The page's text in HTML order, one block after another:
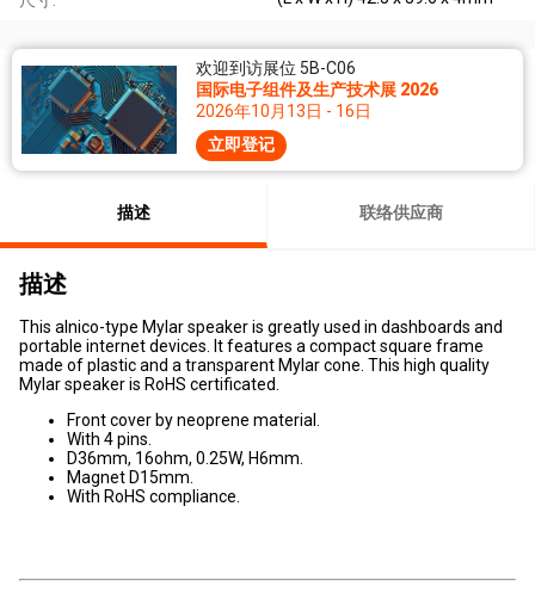
欢迎到访展位 5B-C06
国际电子组件及生产技术展 2026
2026年10月13日 - 16日
立即登记
描述 联络供应商
描述
This alnico-type Mylar speaker is greatly used in dashboards and
portable internet devices. It features a compact square frame
made of plastic and a transparent Mylar cone. This high quality
Mylar speaker is RoHS certificated.
Front cover by neoprene material.
With 4 pins.
D36mm, 16ohm, 0.25W, H6mm.
Magnet D15mm.
With RoHS compliance.